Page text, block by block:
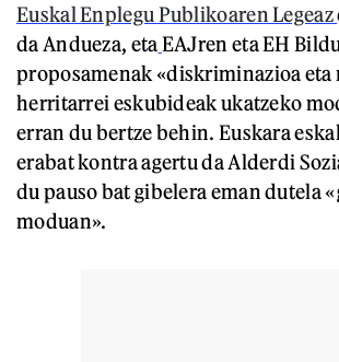
Euskal Enplegu Publikoaren Legeaz
da Andueza, etaEAJren eta EH
proposamenak «diskriminazioa eta
herritarrei eskubideak ukatzeko
erran du bertze behin. Euskara
erabat kontra agertu da Alderdi
du pauso bat gibelera eman dutela
moduan».